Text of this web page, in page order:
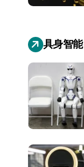
具身智能